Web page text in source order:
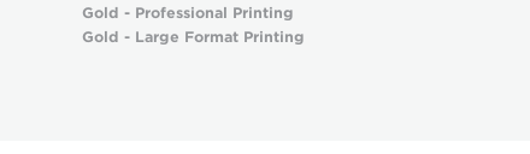
Gold - Professional Printing
Gold - Large Format Printing